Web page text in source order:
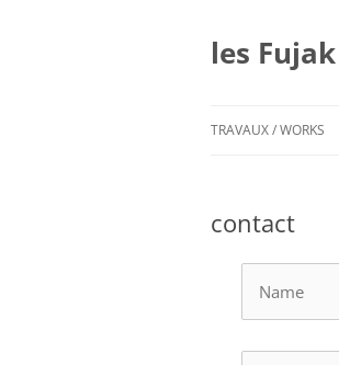
contenu
les Fujak
TRAVAUX / WORKS
contact